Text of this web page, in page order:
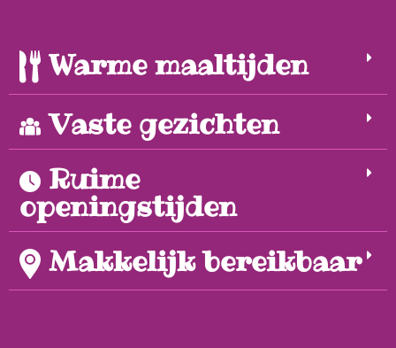
Warme maaltijden
Vaste gezichten
Ruime
openingstijden
Makkelijk bereikbaar